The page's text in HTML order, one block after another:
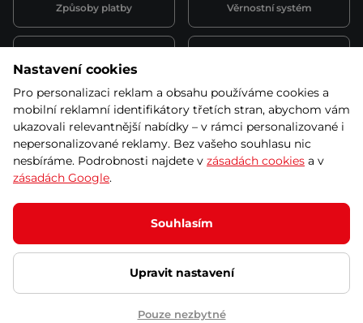
Způsoby platby Věrnostní systém
Půjčovna
obchodní podmínky
Kariéra
© 2026 SEVEN SPORT s.r.o Všechna práva vyhrazena
Podle zákona o evidenci tržeb je prodávající povinen vystavit
kupujícímu účtenku.
Zároveň je povinen zaevidovat přijatou tržbu u správce daně online; v
případě technického výpadku pak nejpozději do 48 hodin.
Ochrana osobních údajů Nastavení cookies Vnitřní oznamovací
systém Prohlášení přístupnosti
Nastavení cookies
Pro personalizaci reklam a obsahu používáme cookies a
mobilní reklamní identifikátory třetích stran, abychom vám
ukazovali relevantnější nabídky – v rámci personalizované i
nepersonalizované reklamy. Bez vašeho souhlasu nic
nesbíráme. Podrobnosti najdete v zásadách cookies a v
zásadách Google.
Souhlasím
Upravit nastavení
Pouze nezbytné